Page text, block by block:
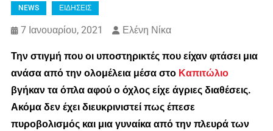
NEWS ΕΙΔΗΣΕΙΣ
7 Ιανουαρίου, 2021 Ελένη Νίκα
Την στιγμή που οι υποστηρικτές που είχαν φτάσει μια
ανάσα από την ολομέλεια μέσα στο Καπιτώλιο
βγήκαν τα όπλα αφού ο όχλος είχε άγριες διαθέσεις.
Ακόμα δεν έχει διευκρινιστεί πως έπεσε
πυροβολισμός και μια γυναίκα από την πλευρά των